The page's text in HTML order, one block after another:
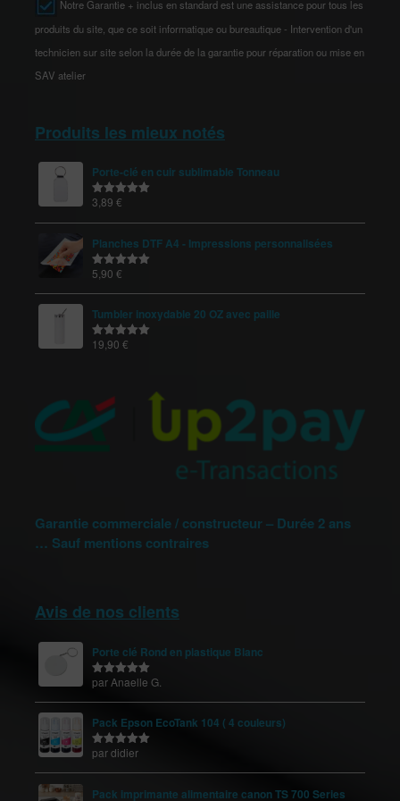
Notre Garantie + inclus en standard est une assistance pour tous les
produits du site, que ce soit informatique ou bureautique - Intervention d'un
technicien sur site selon la durée de la garantie pour réparation ou mise en
SAV atelier
Produits les mieux notés
Porte-clé en cuir sublimable Tonneau
Note5.00
3,89 €
Planches DTF A4 - Impressions personnalisées
Note5.00
5,90 €
Tumbler inoxydable 20 OZ avec paille
Note5.00
19,90 €
Garantie commerciale / constructeur – Durée 2 ans
… Sauf mentions contraires
Avis de nos clients
Porte clé Rond en plastique Blanc
Note5sur
par Anaelle G.
Pack Epson EcoTank 104 ( 4 couleurs)
Note 5sur
par didier
Pack imprimante alimentaire canon TS 700 Series